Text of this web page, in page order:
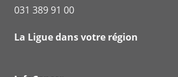
031 389 91 00
La Ligue dans votre région